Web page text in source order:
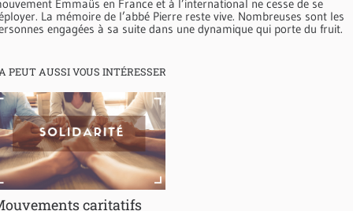
Emmaüs en France et à l’international ne cesse de se
La mémoire de l’abbé Pierre reste vive. Nombreuses sont les
engagées à sa suite dans une dynamique qui porte du fruit.
PEUT AUSSI VOUS INTÉRESSER
caritatifs